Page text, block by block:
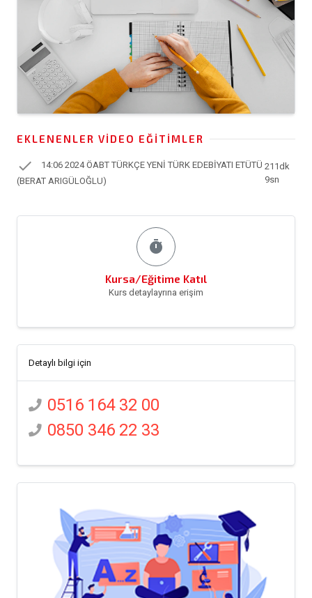
EKLENENLER VIDEO EĞITIMLER
check
14:06 2024 ÖABT TÜRKÇE YENİ TÜRK EDEBİYATI ETÜTÜ
(BERAT ARIGÜLOĞLU)
211dk
9sn
timer
Kursa/Eğitime Katıl
Kurs detaylayrına erişim
Detaylı bilgi için
0516 164 32 00
0850 346 22 33